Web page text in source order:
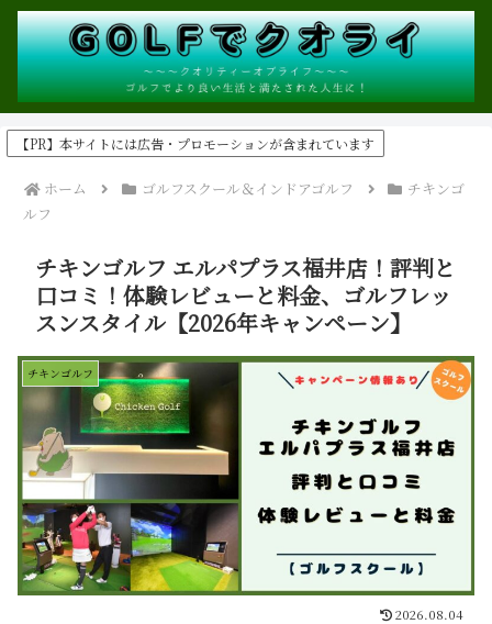
【PR】本サイトには広告・プロモーションが含まれています
ホーム ゴルフスクール＆インドアゴルフ
チキンゴ
ルフ
チキンゴルフ エルパプラス福井店！評判と
口コミ！体験レビューと料金、ゴルフレッ
スンスタイル【2026年キャンペーン】
チキンゴルフ
2026.08.04